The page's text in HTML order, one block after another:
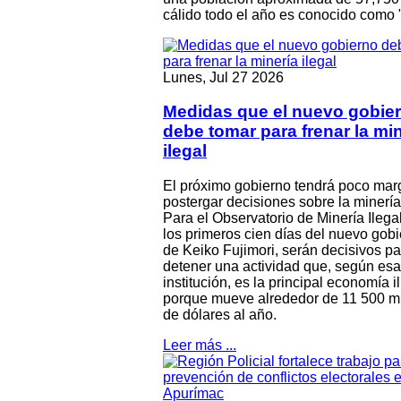
cálido todo el año es conocido
Lunes, Jul 27 2026
Medidas que el nuevo
debe tomar para frenar la
ilegal
El próximo gobierno tendrá poco
postergar decisiones sobre la
Para el Observatorio de Minería
los primeros cien días del nuevo
de Keiko Fujimori, serán decisivos
detener una actividad que, según esa
institución, es la principal economía
porque mueve alrededor de 11 500
de dólares al año.
Leer más ...